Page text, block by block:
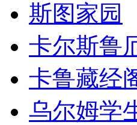
斯图家园
卡尔斯鲁
卡鲁藏经
乌尔姆学